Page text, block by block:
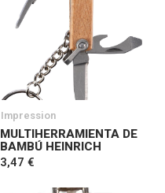
Impression
MULTIHERRAMIENTA DE
BAMBÚ HEINRICH
3,47 €